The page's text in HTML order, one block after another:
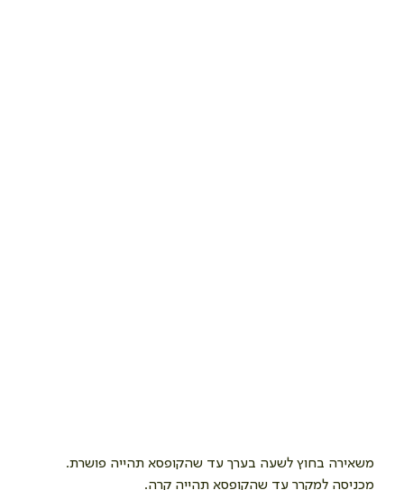
משאירה בחוץ לשעה בערך עד שהקופסא תהייה פושרת.
מכניסה למקרר עד שהקופסא תהייה קרה.